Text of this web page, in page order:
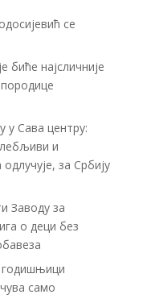
се
биће најсличније
у Сава центру:
и
за Србију
Заводу за
о деци без
годишњици
само